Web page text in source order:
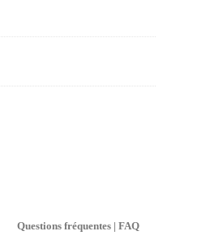
Questions fréquentes | FAQ